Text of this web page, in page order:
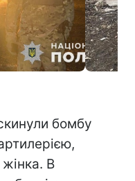
бомбу
жінка. В